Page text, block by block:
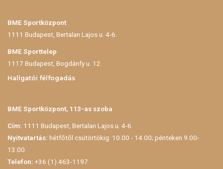
BME Sportközpont
1111 Budapest, Bertalan Lajos u. 4-6.
BME Sporttelep
1117 Budapest, Bogdánfy u. 12.
Hallgatói félfogadás
BME Sportközpont, 113-as szoba
Cím: 1111 Budapest, Bertalan Lajos u. 4-6.
Nyitvatartás: hétfőtől csütörtökig: 10.00 - 14.00; pénteken 9.00-
13.00
Telefon: +36 (1) 463-1197